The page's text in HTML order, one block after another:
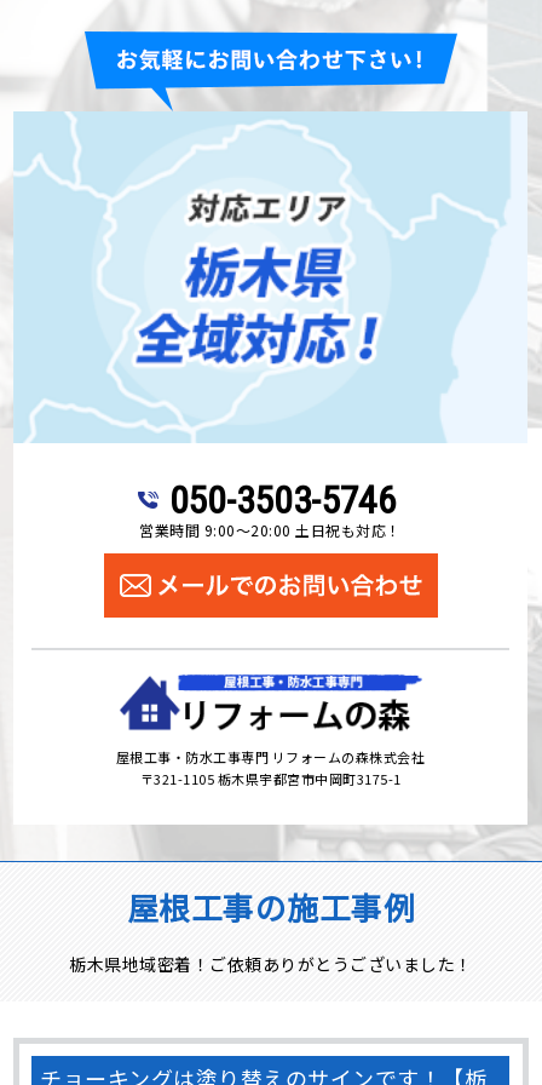
050-3503-5746
営業時間 9:00～20:00 土日祝も対応！
屋根工事・防水工事専門 リフォームの森株式会社
〒321-1105 栃木県宇都宮市中岡町3175-1
屋根工事の施工事例
栃木県地域密着！ご依頼ありがとうございました！
チョーキングは塗り替えのサインです！【栃